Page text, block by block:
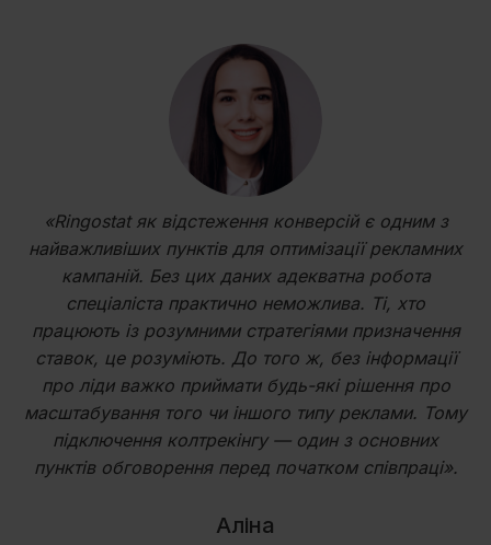
«Ringostat як відстеження конверсій є одним з
найважливіших пунктів для оптимізації рекламних
кампаній. Без цих даних адекватна робота
спеціаліста практично неможлива. Ті, хто
працюють із розумними стратегіями призначення
ставок, це розуміють. До того ж, без інформації
про ліди важко приймати будь-які рішення про
масштабування того чи іншого типу реклами. Тому
підключення колтрекінгу — один з основних
пунктів обговорення перед початком співпраці».
Аліна